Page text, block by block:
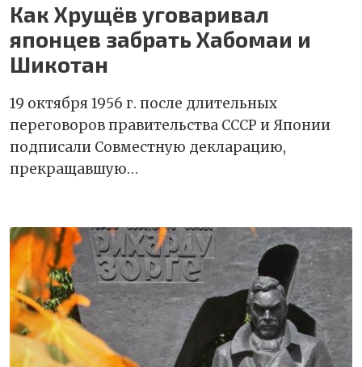
Как Хрущёв уговаривал
японцев забрать Хабомаи и
Шикотан
19 октября 1956 г. после длительных
переговоров правительства СССР и Японии
подписали Совместную декларацию,
прекращавшую…